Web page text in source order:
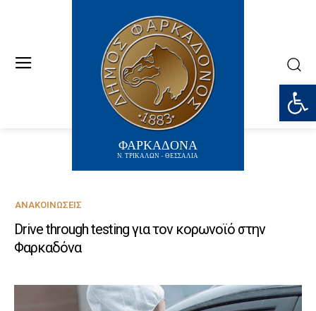
ΦΑΡΚΑΔΟΝΑ
Ν. ΤΡΙΚΑΛΩΝ - ΘΕΣΣΑΛΙΑ
ΑΝΑΚΟΙΝΏΣΕΙΣ
Drive through testing για τον κορωνοϊό στην
Φαρκαδόνα